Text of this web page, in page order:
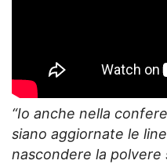
“Io anche nella
siano aggiornate le
nascondere la